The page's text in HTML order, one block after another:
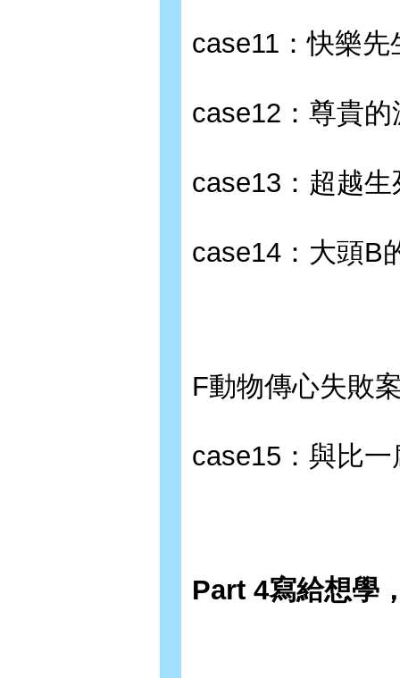
case11：快樂先
case12：尊貴
case13：超越生
case14：大頭B
F動物傳心失敗
case15：與比一
Part 4寫給想學